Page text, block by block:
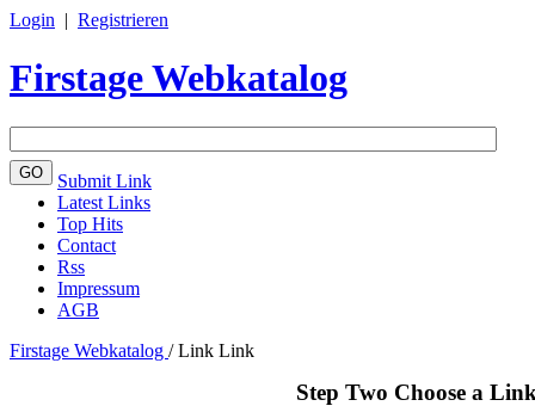
Login | Registrieren
Firstage Webkatalog
Submit Link
Latest Links
Top Hits
Contact
Rss
Impressum
AGB
Firstage Webkatalog / Link Link
Step Two Choose a